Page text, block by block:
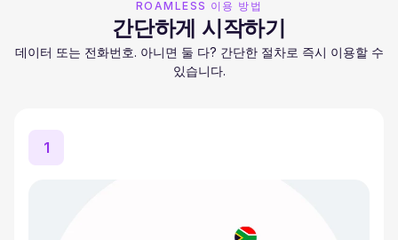
ROAMLESS 이용 방법
간단하게 시작하기
데이터 또는 전화번호. 아니면 둘 다? 간단한 절차로 즉시 이용할 수
있습니다.
1